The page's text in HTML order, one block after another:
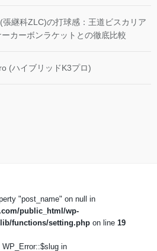
継科ZLC)の打球感：王道ビスカリア
カーボンラケットとの徹底比較
(ハイブリッドK3プロ)
"post_name" on null in
public_html/wp-
functions/setting.php on line 19
in